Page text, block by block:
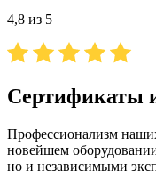
4,8 из 5
Сертификаты
Профессионализм
новейшем
но и независимыми